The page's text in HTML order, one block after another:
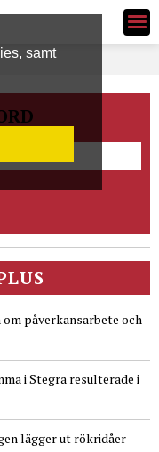
samt
påverkansarbete och
i Stegra resulterade i
lägger ut rökridåer